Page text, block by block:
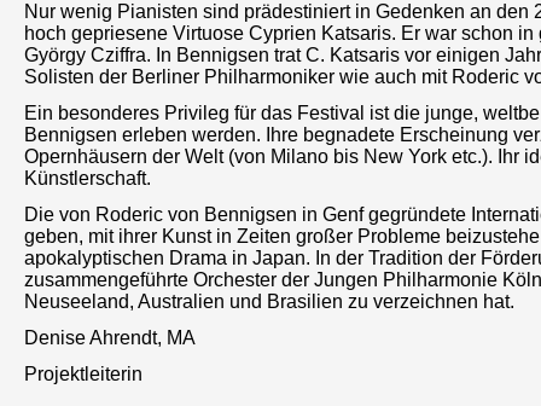
Nur wenig Pianisten sind prädestiniert in Gedenken an
hoch gepriesene Virtuose Cyprien Katsaris. Er war schon
György Cziffra. In Bennigsen trat C. Katsaris vor einigen
Solisten der Berliner Philharmoniker wie auch mit Roderic
Ein besonderes Privileg für das Festival ist die junge,
Bennigsen erleben werden. Ihre begnadete Erscheinung
Opernhäusern der Welt (von Milano bis New York etc.). Ihr
Künstlerschaft.
Die von Roderic von Bennigsen in Genf gegründete
geben, mit ihrer Kunst in Zeiten großer Probleme
apokalyptischen Drama in Japan. In der Tradition der
zusammengeführte Orchester der Jungen Philharmonie
Neuseeland, Australien und Brasilien zu verzeichnen hat.
Denise Ahrendt, MA
Projektleiterin